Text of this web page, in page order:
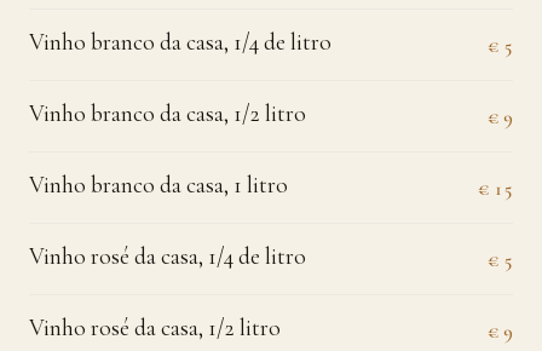
Vinho branco da casa, 1/4 de litro € 5
Vinho branco da casa, 1/2 litro € 9
Vinho branco da casa, 1 litro € 15
Vinho rosé da casa, 1/4 de litro € 5
Vinho rosé da casa, 1/2 litro € 9